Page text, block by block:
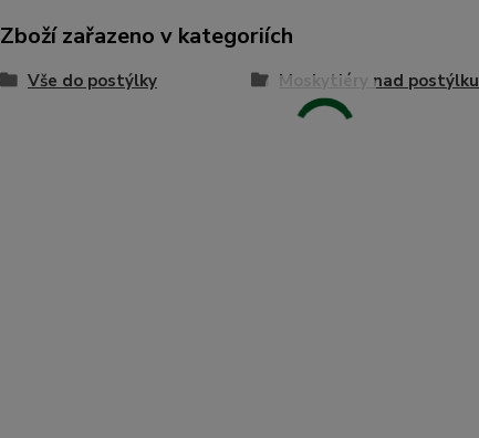
Zboží zařazeno v kategoriích
Vše do postýlky Moskytiéry nad postýlku